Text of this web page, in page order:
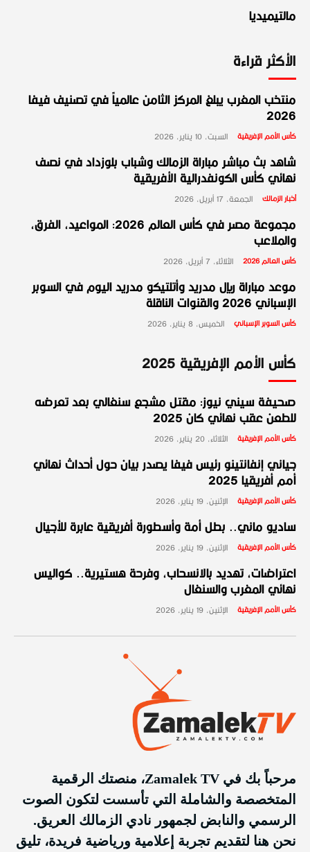
مالتيميديا
الأكثر قراءة
منتخب المغرب يبلغ المركز الثامن عالمياً في تصنيف فيفا
2026
كأس الأمم الإفريقية السبت، 10 يناير، 2026
شاهد بث مباشر مباراة الزمالك وشباب بلوزداد في نصف
نهائي كأس الكونفدرالية الأفريقية
أخبار الزمالك الجمعة، 17 أبريل، 2026
مجموعة مصر في كأس العالم 2026: المواعيد، الفرق،
والملاعب
كأس العالم 2026 الثلاثاء، 7 أبريل، 2026
موعد مباراة ريال مدريد وأتلتيكو مدريد اليوم في السوبر
الإسباني 2026 والقنوات الناقلة
كأس السوبر الإسباني الخميس، 8 يناير، 2026
كأس الأمم الإفريقية 2025
صحيفة سيني نيوز: مقتل مشجع سنغالي بعد تعرضه
للطعن عقب نهائي كان 2025
كأس الأمم الإفريقية الثلاثاء، 20 يناير، 2026
جياني إنفانتينو رئيس فيفا يصدر بيان حول أحداث نهائي
أمم أفريقيا 2025
كأس الأمم الإفريقية الإثنين، 19 يناير، 2026
ساديو ماني.. بطل أمة وأسطورة أفريقية عابرة للأجيال
كأس الأمم الإفريقية الإثنين، 19 يناير، 2026
اعتراضات، تهديد بالانسحاب، وفرحة هستيرية.. كواليس
نهائي المغرب والسنغال
كأس الأمم الإفريقية الإثنين، 19 يناير، 2026
مرحباً بك في Zamalek TV، منصتك الرقمية
المتخصصة والشاملة التي تأسست لتكون الصوت
الرسمي والنابض لجمهور نادي الزمالك العريق.
نحن هنا لتقديم تجربة إعلامية ورياضية فريدة، تليق